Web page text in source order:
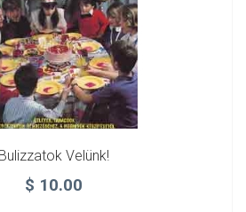
Bulizzatok Velünk!
$ 10.00